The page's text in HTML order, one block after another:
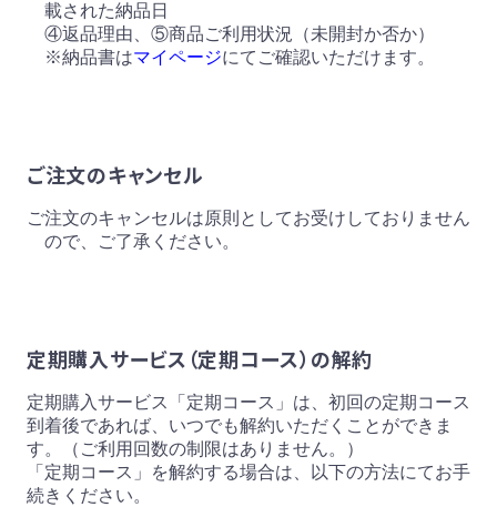
載された納品日
④返品理由、⑤商品ご利用状況（未開封か否か）
※納品書はマイページにてご確認いただけます。
ご注文のキャンセル
ご注文のキャンセルは原則としてお受けしておりません
ので、ご了承ください。
定期購入サービス（定期コース）の解約
定期購入サービス「定期コース」は、初回の定期コース
到着後であれば、いつでも解約いただくことができま
す。（ご利用回数の制限はありません。）
「定期コース」を解約する場合は、以下の方法にてお手
続きください。